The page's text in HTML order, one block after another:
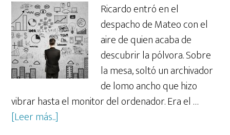
Ricardo entró en el
despacho de Mateo con el
aire de quien acaba de
descubrir la pólvora. Sobre
la mesa, soltó un archivador
de lomo ancho que hizo
vibrar hasta el monitor del ordenador. Era el …
[Leer más...]